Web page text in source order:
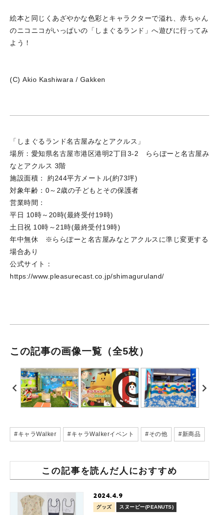
絵本と同じくあざやかな色彩とキャラクターで溢れ、赤ちゃん
のニコニコがいっぱいの「しまぐるランド」へ遊びに行ってみ
よう！
(C) Akio Kashiwara / Gakken
「しまぐるランド名古屋みなとアクルス」
場所：愛知県名古屋市港区港明2丁目3-2 ららぽーと名古屋み
なとアクルス 3階
施設面積： 約244平方メートル(約73坪)
対象年齢：0～2歳の子どもとその保護者
営業時間：
平日 10時～20時(最終受付19時)
土日祝 10時～21時(最終受付19時)
年中無休 ※ららぽーと名古屋みなとアクルスに準じ変更する
場合あり
公式サイト：
https://www.pleasurecast.co.jp/shimaguruland/
この記事の画像一覧 （全5枚）
#キャラWalker #キャラWalkerイベント #その他 #新商品
この記事を読んだ人におすすめ
2024.4.9
グッズ スヌーピー(PEANUTS)